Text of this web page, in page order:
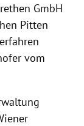
GmbH
Pitten
vom